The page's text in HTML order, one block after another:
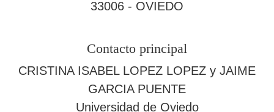
33006 - OVIEDO
Contacto principal
CRISTINA ISABEL LOPEZ LOPEZ y JAIME
GARCIA PUENTE
Universidad de Oviedo